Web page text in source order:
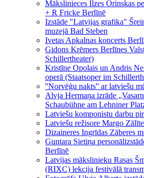
Mākslinieces Ilzes Orinskas
+ R Fricke Berlīnē
Izstāde "Latvijas grafika"
muzejā Bad Steben
Ivetas Apkalnas koncerts
Gidons Krēmers Berlīnes
Schillertheater)
Kristīne Opolais un Andris
operā (Staatsoper im
''Norvēģu nakts'' ar latviešu
Alvja Hermaņa izrāde
Schaubühne am Lehniner
Latviešu komponistu darbu
Latviešu režisore Margo
Dizaineres Ingrīdas Zāberes
Guntara Sietiņa
Berlīnē
Latvijas mākslinieku Rasas
(RIXC) lekcija festivālā